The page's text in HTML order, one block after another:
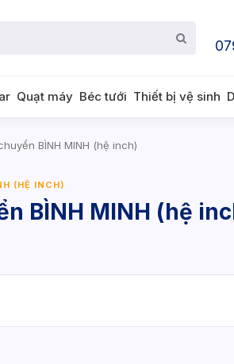
Quạt máy Béc tưới Thiết bị vệ sinh
BÌNH MINH (hệ inch)
(HỆ INCH)
BÌNH MINH (hệ